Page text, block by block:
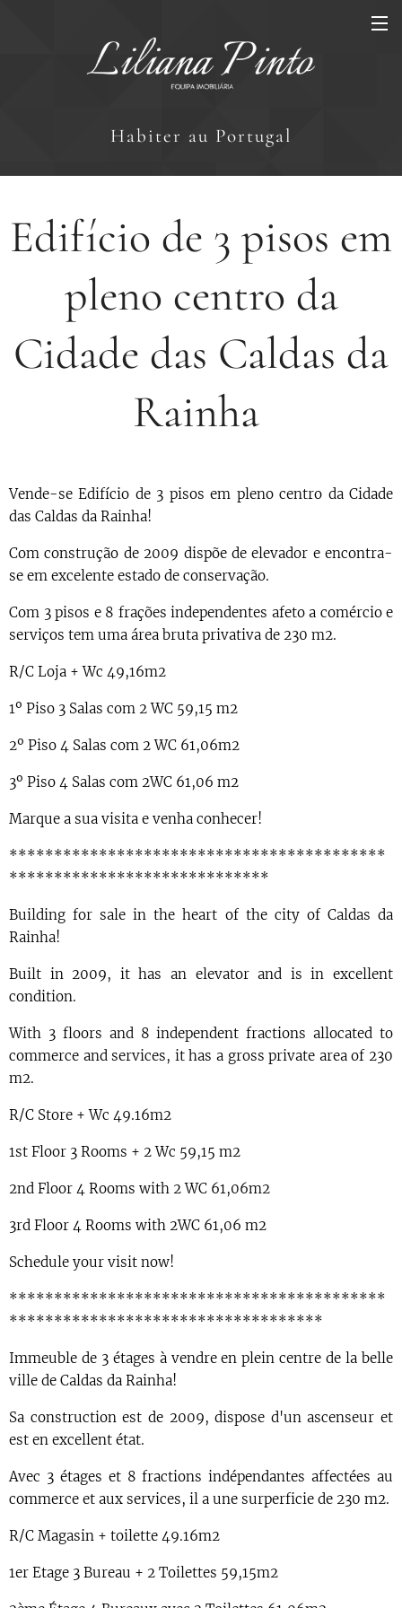
Habiter au Portugal
Edifício de 3 pisos em
pleno centro da
Cidade das Caldas da
Rainha
Vende-se Edifício de 3 pisos em pleno centro da Cidade
das Caldas da Rainha!
Com construção de 2009 dispõe de elevador e encontra-
se em excelente estado de conservação.
Com 3 pisos e 8 frações independentes afeto a comércio e
serviços tem uma área bruta privativa de 230 m2.
R/C Loja + Wc 49,16m2
1º Piso 3 Salas com 2 WC 59,15 m2
2º Piso 4 Salas com 2 WC 61,06m2
3º Piso 4 Salas com 2WC 61,06 m2
Marque a sua visita e venha conhecer!
******************************************
*****************************
Building for sale in the heart of the city of Caldas da
Rainha!
Built in 2009, it has an elevator and is in excellent
condition.
With 3 floors and 8 independent fractions allocated to
commerce and services, it has a gross private area of ​​230
m2.
R/C Store + Wc 49.16m2
1st Floor 3 Rooms + 2 Wc 59,15 m2
2nd Floor 4 Rooms with 2 WC 61,06m2
3rd Floor 4 Rooms with 2WC 61,06 m2
Schedule your visit now!
******************************************
***********************************
Immeuble de 3 étages à vendre en plein centre de la belle
ville de Caldas da Rainha!
Sa construction est de 2009, dispose d'un ascenseur et
est en excellent état.
Avec 3 étages et 8 fractions indépendantes affectées au
commerce et aux services, il a une surperficie de 230 m2.
R/C Magasin + toilette 49.16m2
1er Etage 3 Bureau + 2 Toilettes 59,15m2